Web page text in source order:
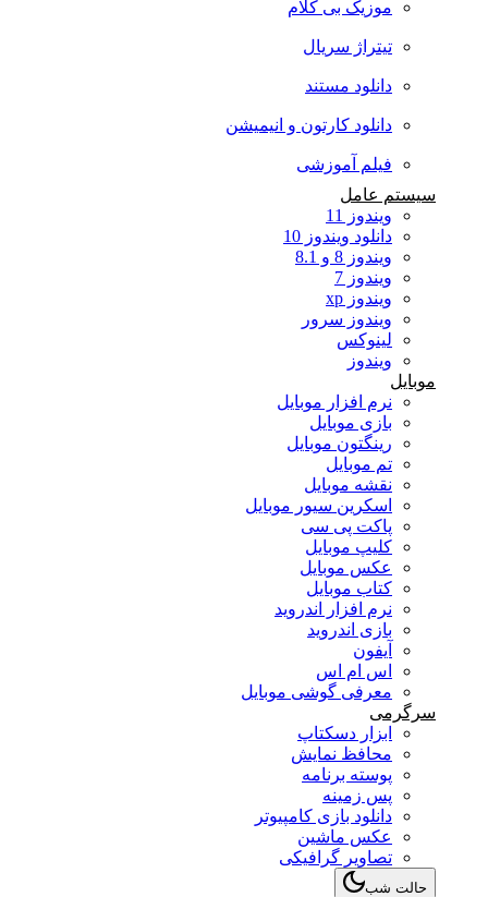
موزیک بی کلام
تیتراژ سریال
دانلود مستند
دانلود کارتون و انیمیشن
فیلم آموزشی
سیستم عامل
ویندوز 11
دانلود ویندوز 10
ویندوز 8 و 8.1
ویندوز 7
ویندوز xp
ویندوز سرور
لینوکس
ویندوز
موبایل
نرم افزار موبایل
بازی موبایل
رینگتون موبایل
تم موبایل
نقشه موبایل
اسکرین سیور موبایل
پاکت پی سی
کلیپ موبایل
عکس موبایل
کتاب موبایل
نرم افزار اندروید
بازی اندروید
آیفون
اس ام اس
معرفی گوشی موبایل
سرگرمی
ابزار دسکتاپ
محافظ نمایش
پوسته برنامه
پس زمینه
دانلود بازی کامپیوتر
عکس ماشین
تصاویر گرافیکی
حالت شب